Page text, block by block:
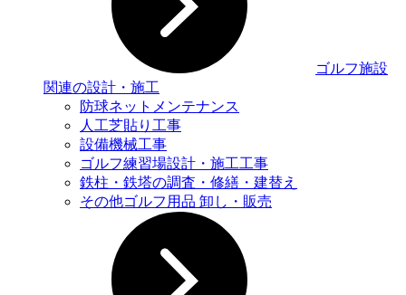
ゴルフ施設
関連の設計・施工
防球ネットメンテナンス
人工芝貼り工事
設備機械工事
ゴルフ練習場設計・施工工事
鉄柱・鉄塔の調査・修繕・建替え
その他ゴルフ用品 卸し・販売